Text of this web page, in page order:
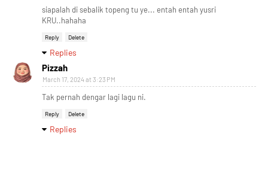
siapalah di sebalik topeng tu ye... entah entah yusri
KRU..hahaha
Reply Delete
Replies
Pizzah
March 17, 2024 at 3:23 PM
Tak pernah dengar lagi lagu ni.
Reply Delete
Replies